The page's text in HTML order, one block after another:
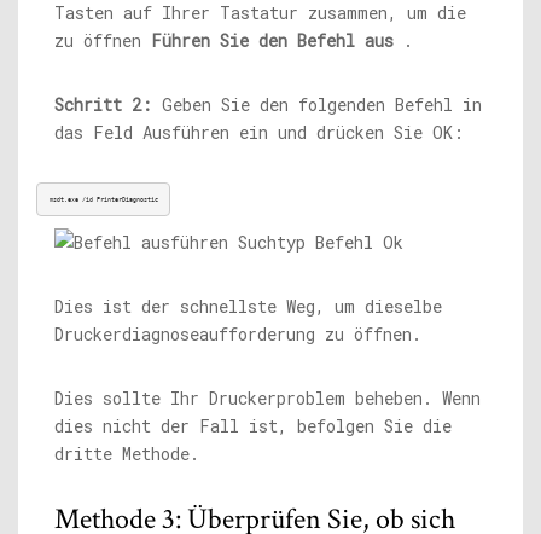
Tasten auf Ihrer Tastatur zusammen, um die
zu öffnen Führen Sie den Befehl aus .
Schritt 2: Geben Sie den folgenden Befehl in
das Feld Ausführen ein und drücken Sie OK:
msdt.exe /id PrinterDiagnostic
Dies ist der schnellste Weg, um dieselbe
Druckerdiagnoseaufforderung zu öffnen.
Dies sollte Ihr Druckerproblem beheben. Wenn
dies nicht der Fall ist, befolgen Sie die
dritte Methode.
Methode 3: Überprüfen Sie, ob sich